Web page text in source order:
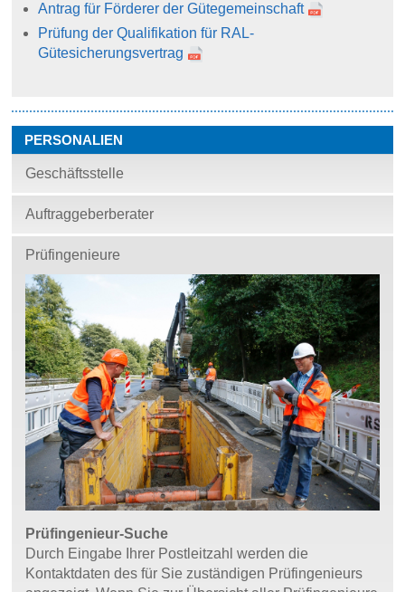
Antrag für Förderer der Gütegemeinschaft
Prüfung der Qualifikation für RAL-
Gütesicherungsvertrag
PERSONALIEN
Geschäftsstelle
Auftraggeberberater
Prüfingenieure
Prüfingenieur-Suche
Durch Eingabe Ihrer Postleitzahl werden die
Kontaktdaten des für Sie zuständigen Prüfingenieurs